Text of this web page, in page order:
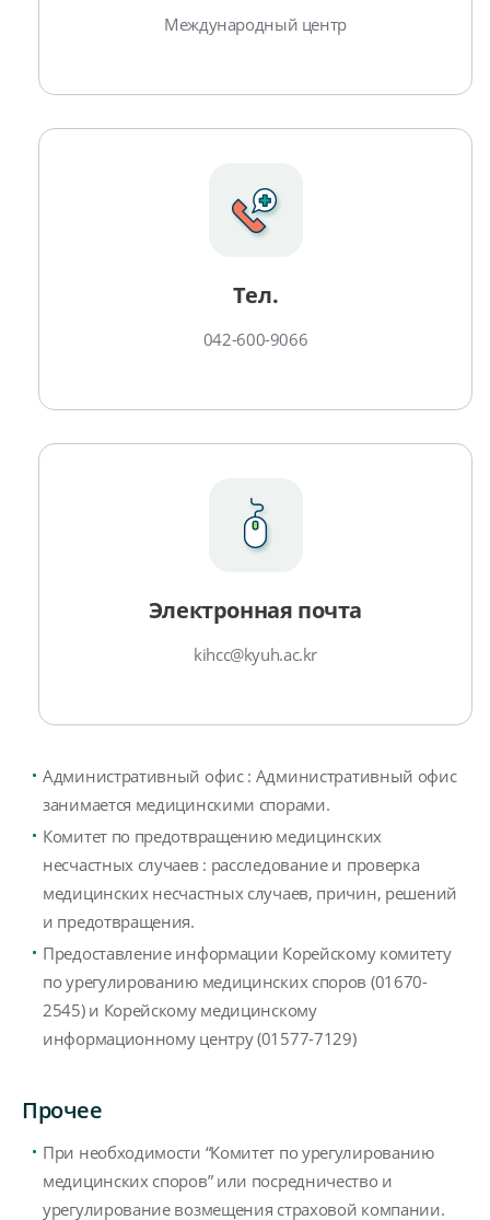
Международный центр
Тел.
042-600-9066
Электронная почта
kihcc@kyuh.ac.kr
Административный офис : Административный офис
занимается медицинскими спорами.
Комитет по предотвращению медицинских
несчастных случаев : расследование и проверка
медицинских несчастных случаев, причин, решений
и предотвращения.
Предоставление информации Корейскому комитету
по урегулированию медицинских споров (01670-
2545) и Корейскому медицинскому
информационному центру (01577-7129)
Прочее
При необходимости “Комитет по урегулированию
медицинских споров” или посредничество и
урегулирование возмещения страховой компании.